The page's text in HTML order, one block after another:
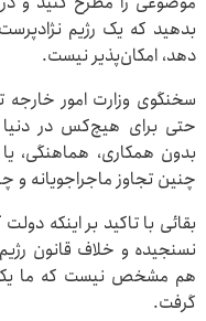
بدهید که یک رژیم
دهد، امکان‌پذیر نیست.
سخنگوی وزارت امور خارجه
حتی برای هیچ‌کس در
بدون همکاری، هماهنگی،
چنین تجاوز ماجراجویانه
بقائی با تاکید بر اینکه
نسنجیده و خلاف قانون
هم مشخص نیست که ما
گرفت.